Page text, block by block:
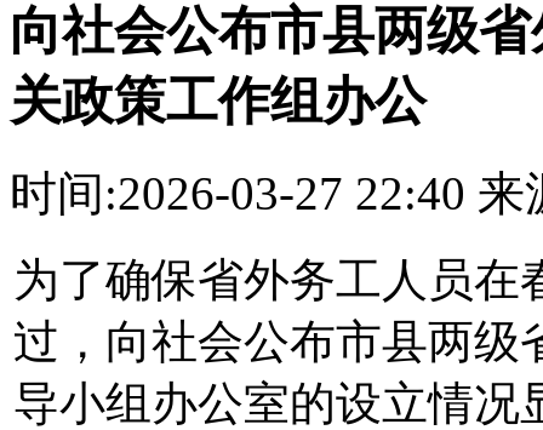
向社会公布市县两级
关政策工作组办公
时间:2026-03-27 22:40
为了确保省外务工人员
过，向社会公布市县两级
导小组办公室的设立情况